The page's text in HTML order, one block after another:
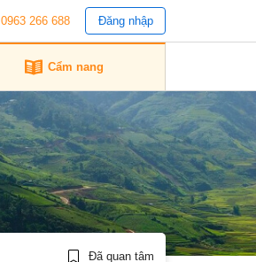
0963 266 688 Đăng nhập
Cẩm nang
Đã quan tâm